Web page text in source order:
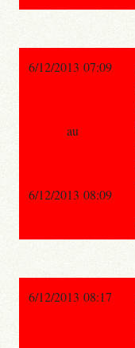
6/12/2013 07:09
au
6/12/2013 08:09
6/12/2013 08:17